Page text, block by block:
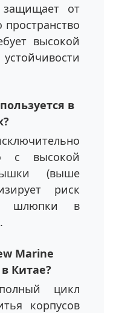
от
высокой
в
с высокой
(выше
риск
шлюпки в
Marine
Китае?
цикл
корпусов